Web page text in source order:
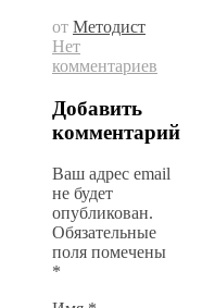
от Методист
Нет
комментариев
Добавить
комментарий
Ваш адрес email
не будет
опубликован.
Обязательные
поля помечены
*